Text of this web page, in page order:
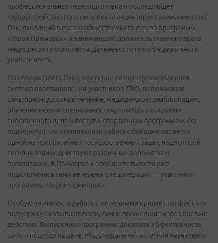
профессиональная переподготовка и последующее
трудоустройство. На этом аспекте акцентирует внимание Олег
Пак, входящий в состав общественного совета программы
«Герои Приморья» и занимающий должность главного врача
медицинского комплекса Дальневосточного федерального
университета.
По словам Олега Пака, в регионе создана разветвленная
система восстановления участников СВО, включающая
санаторно-курортное лечение, медицинскую реабилитацию,
обучение новым специальностям, помощь в открытии
собственного дела и доступ к спортивным программам. Он
подчеркнул, что комплексная работа с бойцами является
одной из приоритетных государственных задач, над которой
сегодня взаимодействуют различные ведомства и
организации. В Приморье к этой деятельности уже
подключились сами ветераны спецоперации — участники
программы «Герои Приморья».
Особую значимость работе с ветеранами придает тот факт, что
поддержку оказывают люди, лично прошедшие через боевые
действия. Выпускники программы доказали эффективность
такого подхода на деле. Ряд слушателей получили назначения